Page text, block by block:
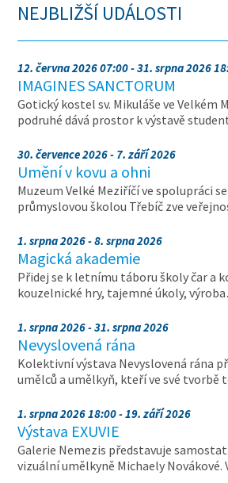
NEJBLIŽŠÍ UDÁLOSTI
12. června 2026 07:00 - 31. srpna 2026
IMAGINES SANCTORUM
Gotický kostel sv. Mikuláše ve Velkém
podruhé dává prostor k výstavě
30. července 2026 - 7. září 2026
Umění v kovu a ohni
Muzeum Velké Meziříčí ve spolupráci
průmyslovou školou Třebíč zve
1. srpna 2026 - 8. srpna 2026
Magická akademie
Přidej se k letnímu táboru školy čar a
kouzelnické hry, tajemné úkoly,
1. srpna 2026 - 31. srpna 2026
Nevyslovená rána
Kolektivní výstava Nevyslovená rána
umělců a umělkyň, kteří ve své
1. srpna 2026 18:00 - 19. září 2026
Výstava EXUVIE
Galerie Nemezis představuje
vizuální umělkyně Michaely